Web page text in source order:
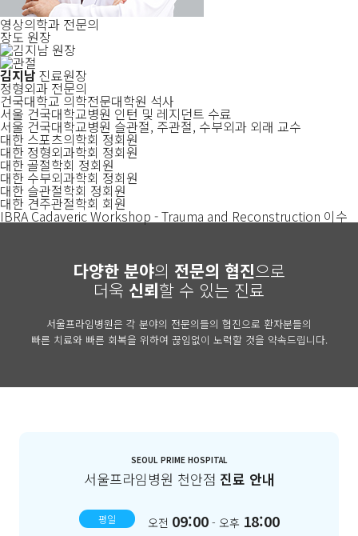
영상의학과 전문의
장도 원장
김지남 진료원장
정형외과 전문의
건국대학교 의학전문대학원 석사
서울 건국대학교병원 인턴 및 레지던트 수료
서울 건국대학교병원 슬관절, 주관절, 수부외과 외래 교수
대한 스포츠의학회 정회원
대한 정형외과학회 정회원
대한 골절학회 정회원
대한 수부외과학회 정회원
대한 슬관절학회 정회원
대한 견주관절학회 회원
IBRA Cadaveric Workshop - Trauma and Reconstruction 이수
다양한 분야의 전문의 협진으로
더욱 신뢰할 수 있는 진료
서울프라임병원은 각 분야의 전문의들의 협진으로 환자분들의
빠른 치료와 빠른 회복을 위하여 끊임없이 노력할 것을 약속드립니다.
SEOUL PRIME HOSPITAL
서울프라임병원 천안점 진료 안내
평일 오전 09:00- 오후 18:00